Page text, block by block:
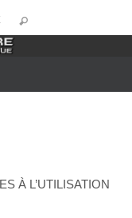
À L’UTILISATION